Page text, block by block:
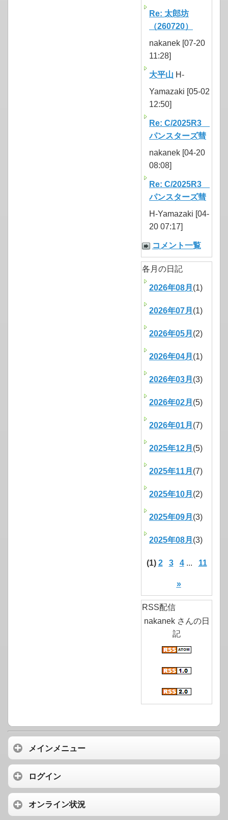
Re: 太郎坊
（260720）
nakanek [07-20
11:28]
大平山 H-
Yamazaki [05-02
12:50]
Re: C/2025R3
パンスターズ彗
nakanek [04-20
08:08]
Re: C/2025R3
パンスターズ彗
H-Yamazaki [04-
20 07:17]
コメント一覧
各月の日記
2026年08月 (1)
2026年07月 (1)
2026年05月 (2)
2026年04月 (1)
2026年03月 (3)
2026年02月 (5)
2026年01月 (7)
2025年12月 (5)
2025年11月 (7)
2025年10月 (2)
2025年09月 (3)
2025年08月 (3)
(1) 2 3 4... 11
»
RSS配信
nakanek さんの日
記
メインメニュー
ログイン
オンライン状況